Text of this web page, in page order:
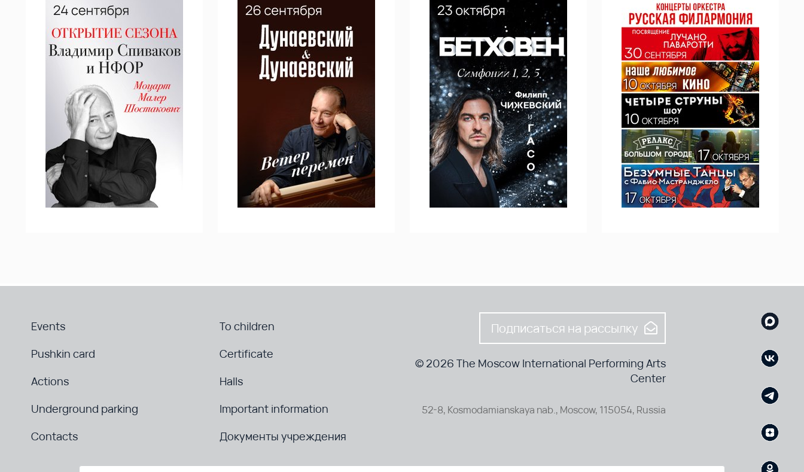
Events
To children
Pushkin card
Certificate
Actions
Halls
Underground parking
Important information
Contacts
Документы учреждения
Подписаться на рассылку
© 2026 The Moscow International Performing Arts
Center
52-8, Kosmodamianskaya nab., Moscow, 115054, Russia